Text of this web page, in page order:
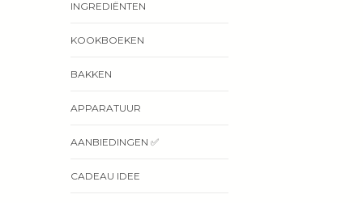
INGREDIËNTEN
KOOKBOEKEN
BAKKEN
APPARATUUR
AANBIEDINGEN ✅
CADEAU IDEE